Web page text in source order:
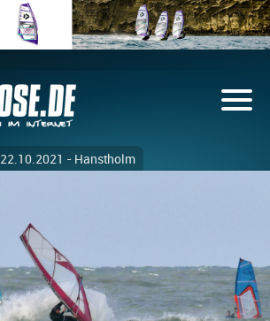
22.10.2021 - Hanstholm